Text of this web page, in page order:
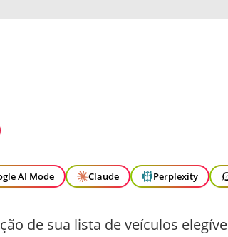
AI Mode Claude Perplexity
de sua lista de veículos